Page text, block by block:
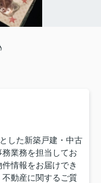
した新築戸建・中古
業務を担当してお
情報をお届けでき
動産に関するご質